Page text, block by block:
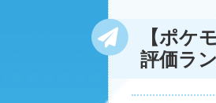
【ポケ
評価ラ